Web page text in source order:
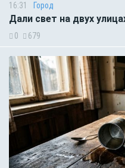
16:31 Город
Дали свет на двух
0 679